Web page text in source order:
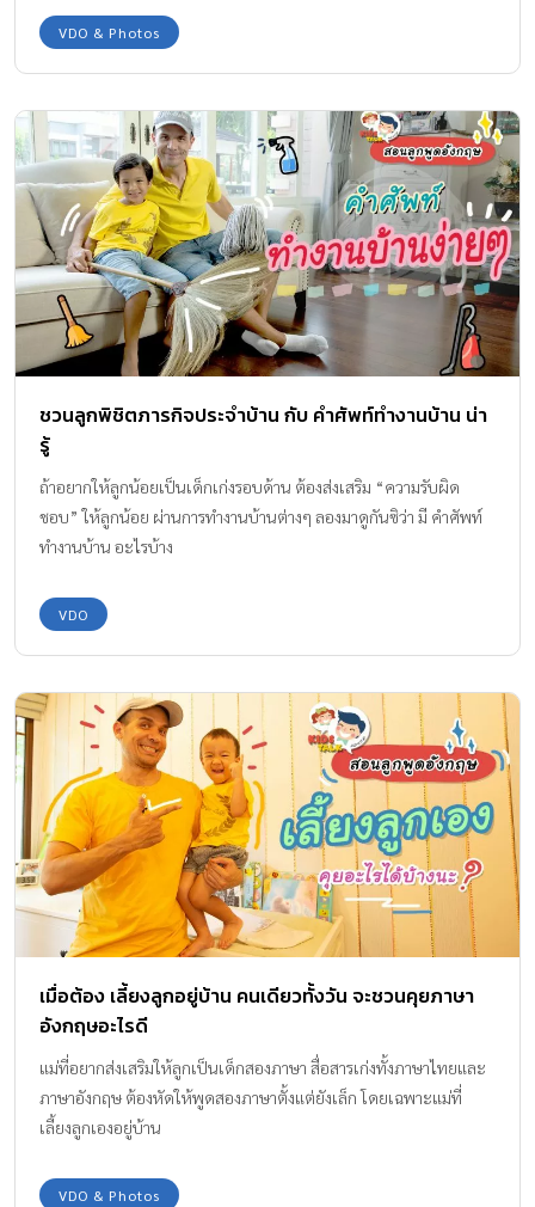
VDO & Photos
ชวนลูกพิชิตภารกิจประจำบ้าน กับ คำศัพท์ทำงานบ้าน น่า
รู้
ถ้าอยากให้ลูกน้อยเป็นเด็กเก่งรอบด้าน ต้องส่งเสริม “ความรับผิด
ชอบ” ให้ลูกน้อย ผ่านการทำงานบ้านต่างๆ ลองมาดูกันซิว่า มี คำศัพท์
ทำงานบ้าน อะไรบ้าง
VDO
เมื่อต้อง เลี้ยงลูกอยู่บ้าน คนเดียวทั้งวัน จะชวนคุยภาษา
อังกฤษอะไรดี
แม่ที่อยากส่งเสริมให้ลูกเป็นเด็กสองภาษา สื่อสารเก่งทั้งภาษาไทยและ
ภาษาอังกฤษ ต้องหัดให้พูดสองภาษาตั้งแต่ยังเล็ก โดยเฉพาะแม่ที่
เลี้ยงลูกเองอยู่บ้าน
VDO & Photos